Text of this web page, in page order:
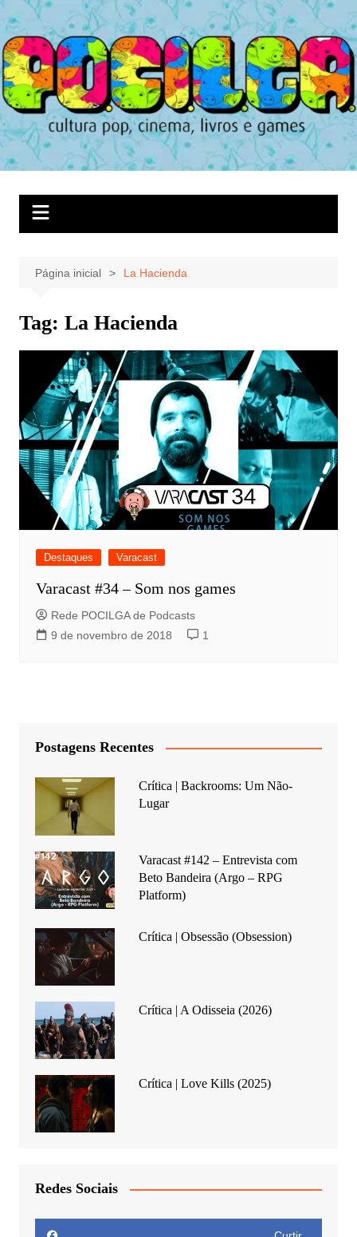
Ir
para
o
conteúdo
Página inicial La Hacienda
Tag: La Hacienda
Destaques Varacast
Varacast #34 – Som nos games
Rede POCILGA de Podcasts
9 de novembro de 2018
1
Postagens Recentes
Crítica | Backrooms: Um Não-
Lugar
Varacast #142 – Entrevista com
Beto Bandeira (Argo – RPG
Platform)
Crítica | Obsessão (Obsession)
Crítica | A Odisseia (2026)
Crítica | Love Kills (2025)
Redes Sociais